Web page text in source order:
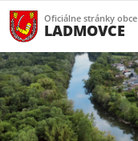
Oficiálne stránky obce
LADMOVCE